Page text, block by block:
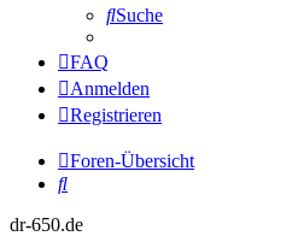
Suche
FAQ
Anmelden
Registrieren
Foren-Übersicht
Suche
dr-650.de